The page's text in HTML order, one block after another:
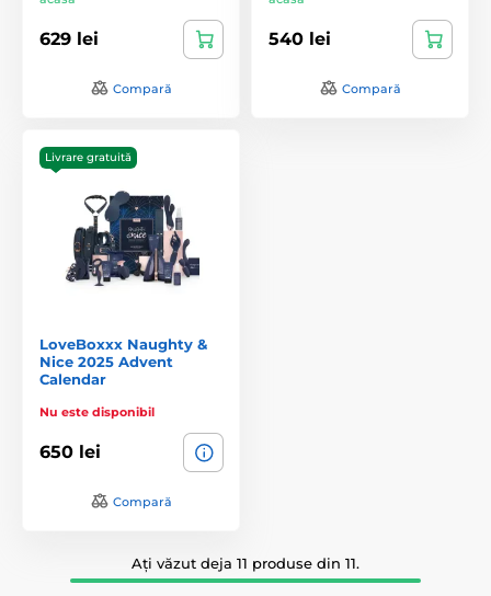
629 lei
Compară
540 lei
Compară
Livrare gratuită
LoveBoxxx Naughty &
Nice 2025 Advent
Calendar
Nu este disponibil
650 lei
Compară
Ați văzut deja 11 produse din 11.